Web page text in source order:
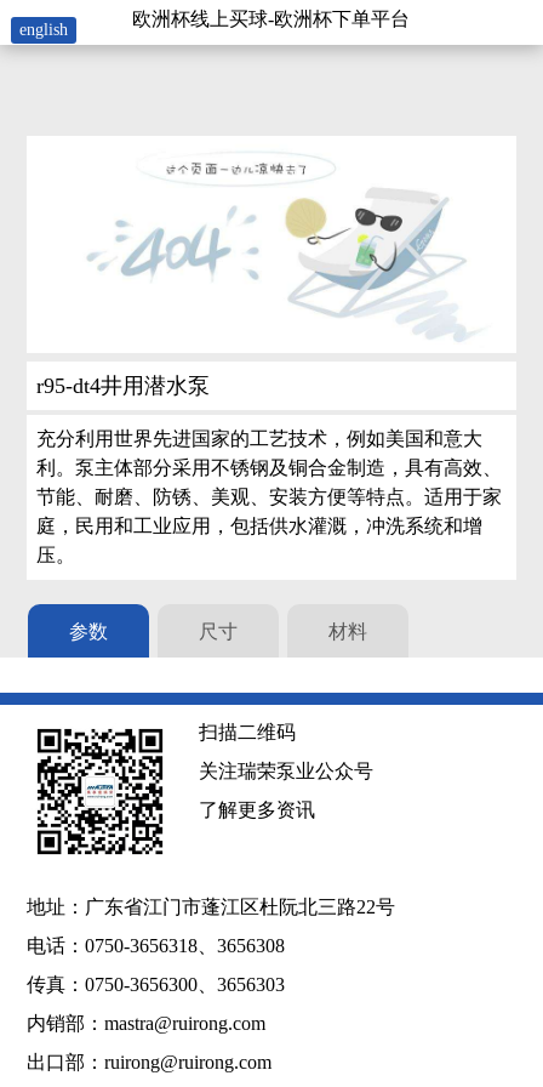
r95-欧洲杯线上买球
english
欧洲杯线上买球-欧洲杯下单平台
r95-dt4井用潜水泵
充分利用世界先进国家的工艺技术，例如美国和意大
利。泵主体部分采用不锈钢及铜合金制造，具有高效、
节能、耐磨、防锈、美观、安装方便等特点。适用于家
庭，民用和工业应用，包括供水灌溉，冲洗系统和增
压。
参数 尺寸 材料
扫描二维码
关注瑞荣泵业公众号
了解更多资讯
地址：广东省江门市蓬江区杜阮北三路22号
电话：0750-3656318、3656308
传真：0750-3656300、3656303
内销部：mastra@ruirong.com
出口部：ruirong@ruirong.com